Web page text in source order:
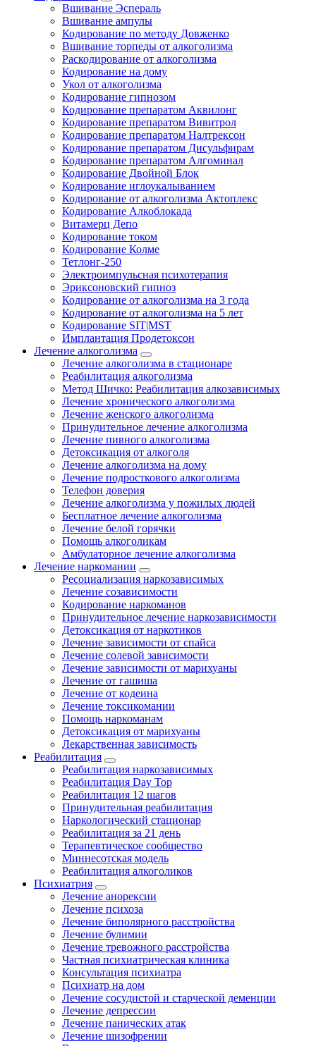
Вшивание Эспераль
Вшивание ампулы
Кодирование по методу Довженко
Вшивание торпеды от алкоголизма
Раскодирование от алкоголизма
Кодирование на дому
Укол от алкоголизма
Кодирование гипнозом
Кодирование препаратом Аквилонг
Кодирование препаратом Вивитрол
Кодирование препаратом Налтрексон
Кодирование препаратом Дисульфирам
Кодирование препаратом Алгоминал
Кодирование Двойной Блок
Кодирование иглоукалыванием
Кодирование от алкоголизма Актоплекс
Кодирование Алкоблокада
Витамерц Депо
Кодирование током
Кодирование Колме
Тетлонг-250
Электроимпульсная психотерапия
Эриксоновский гипноз
Кодирование от алкоголизма на 3 года
Кодирование от алкоголизма на 5 лет
Кодирование SIT|MST
Имплантация Продетоксон
Лечение алкоголизма
Лечение алкоголизма в стационаре
Реабилитация алкоголизма
Метод Шичко: Реабилитация алкозависимых
Лечение хронического алкоголизма
Лечение женского алкоголизма
Принудительное лечение алкоголизма
Лечение пивного алкоголизма
Детоксикация от алкоголя
Лечение алкоголизма на дому
Лечение подросткового алкоголизма
Телефон доверия
Лечение алкоголизма у пожилых людей
Бесплатное лечение алкоголизма
Лечение белой горячки
Помощь алкоголикам
Амбулаторное лечение алкоголизма
Лечение наркомании
Ресоциализация наркозависимых
Лечение созависимости
Кодирование наркоманов
Принудительное лечение наркозависимости
Детоксикация от наркотиков
Лечение зависимости от спайса
Лечение солевой зависимости
Лечение зависимости от марихуаны
Лечение от гашиша
Лечение от кодеина
Лечение токсикомании
Помощь наркоманам
Детоксикация от марихуаны
Лекарственная зависимость
Реабилитация
Реабилитация наркозависимых
Реабилитация Day Top
Реабилитация 12 шагов
Принудительная реабилитация
Наркологический стационар
Реабилитация за 21 день
Терапевтическое сообщество
Миннесотская модель
Реабилитация алкоголиков
Психиатрия
Лечение анорексии
Лечение психоза
Лечение биполярного расстройства
Лечение булимии
Лечение тревожного расстройства
Частная психиатрическая клиника
Консультация психиатра
Психиатр на дом
Лечение сосудистой и старческой деменции
Лечение депрессии
Лечение панических атак
Лечение шизофрении